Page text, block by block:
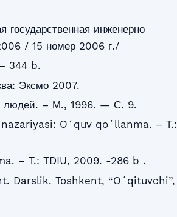
государственная инженерно
/ 15 номер 2006 г./
344 b.
Эксмо 2007.
людей. – М., 1996. — С. 9.
Oʻquv qoʻllanma. – T.:
– T.: TDIU, 2009. -286 b .
Darslik. Toshkent, “Oʻqituvchi”,